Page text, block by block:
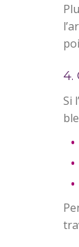
4.
Si